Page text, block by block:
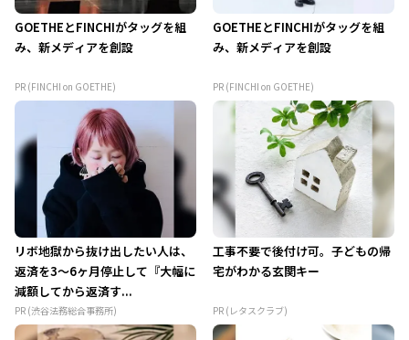
GOETHEとFINCHIがタッグを組
み、新メディアを創設
PR (FINCHI on GOETHE)
GOETHEとFINCHIがタッグを組
み、新メディアを創設
PR (FINCHI on GOETHE)
リボ地獄から抜け出したい人は、
返済を3～6ヶ月停止して『大幅に
減額してから返済す...
PR (渋谷法務総合事務所)
工事不要で後付け可。子どもの帰
宅がわかる玄関キー
PR (レタスクラブ)